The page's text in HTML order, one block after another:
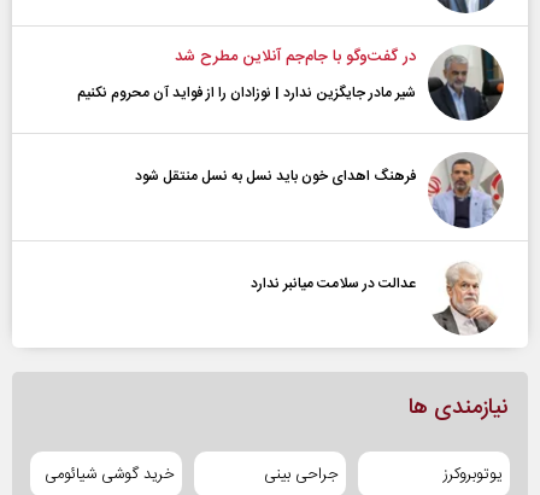
در گفت‌و‌گو با جام‌جم آنلاین مطرح شد
شیر مادر جایگزین ندارد | نوزادان را از فواید آن محروم نکنیم
فرهنگ اهدای خون باید نسل به نسل منتقل شود
عدالت در سلامت میانبر ندارد
نیازمندی ها
یوتوبروکرز جراحی بینی خرید گوشی شیائومی